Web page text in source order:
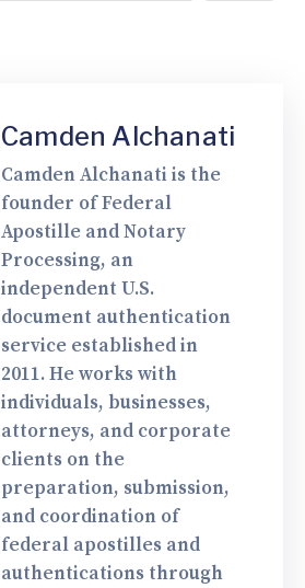
Camden Alchanati
Camden Alchanati is the
founder of Federal
Apostille and Notary
Processing, an
independent U.S.
document authentication
service established in
2011. He works with
individuals, businesses,
attorneys, and corporate
clients on the
preparation, submission,
and coordination of
federal apostilles and
authentications through